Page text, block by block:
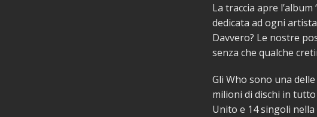
La traccia apre
dedicata ad ogni
Davvero? Le nostre
senza che qualche
Gli Who sono una
milioni di dischi in
Unito e 14 singoli